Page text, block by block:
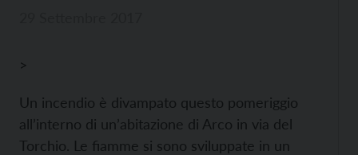
>
Un incendio è divampato questo pomeriggio
all’interno di un’abitazione di Arco in via del
Torchio. Le fiamme si sono sviluppate in un